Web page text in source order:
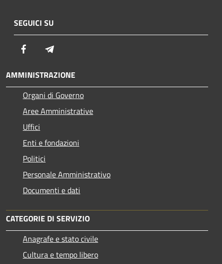
SEGUICI SU
Facebook
AMMINISTRAZIONE
Organi di Governo
Aree Amministrative
Uffici
Enti e fondazioni
Politici
Personale Amministrativo
Documenti e dati
CATEGORIE DI SERVIZIO
Anagrafe e stato civile
Cultura e tempo libero